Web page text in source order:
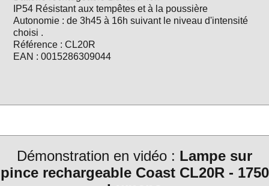
IP54 Résistant aux tempêtes et à la poussière
Autonomie : de 3h45 à 16h suivant le niveau d'intensité
choisi .
Référence : CL20R
EAN : 0015286309044
Démonstration en vidéo : Lampe sur
pince rechargeable Coast CL20R - 1750